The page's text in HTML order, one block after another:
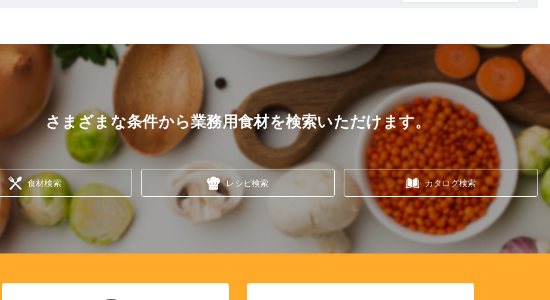
さまざまな条件から業務用食材を検索いただけます。
食材検索 レシピ検索 カタログ検索